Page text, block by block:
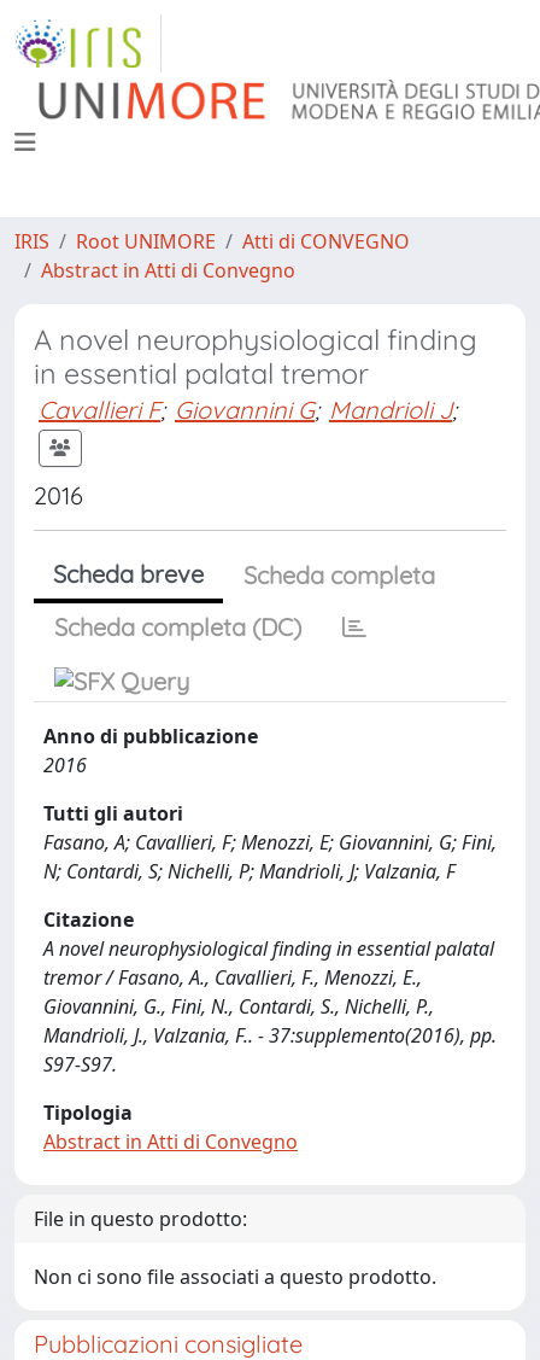
IRIS Root UNIMORE
Atti di CONVEGNO
Abstract in Atti di Convegno
A novel neurophysiological finding
in essential palatal tremor
Cavallieri F; Giovannini G; Mandrioli J;
2016
Scheda breve
Scheda completa
Scheda completa (DC)
Anno di pubblicazione
2016
Tutti gli autori
Fasano, A; Cavallieri, F; Menozzi, E; Giovannini, G; Fini,
N; Contardi, S; Nichelli, P; Mandrioli, J; Valzania, F
Citazione
A novel neurophysiological finding in essential palatal
tremor / Fasano, A., Cavallieri, F., Menozzi, E.,
Giovannini, G., Fini, N., Contardi, S., Nichelli, P.,
Mandrioli, J., Valzania, F.. - 37:supplemento(2016), pp.
S97-S97.
Tipologia
Abstract in Atti di Convegno
File in questo prodotto:
Non ci sono file associati a questo prodotto.
Pubblicazioni consigliate